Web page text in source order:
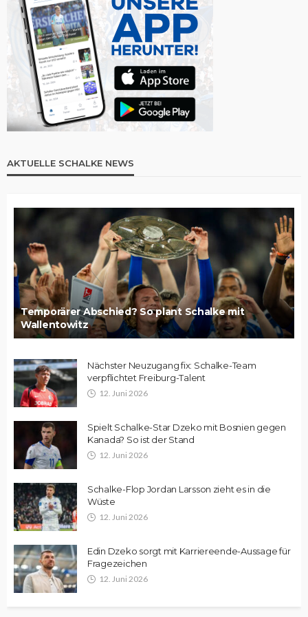
AKTUELLE SCHALKE NEWS
Temporärer Abschied? So plant Schalke mit
Wallentowitz
Nächster Neuzugang fix: Schalke-Team
verpflichtet Freiburg-Talent
12. Juni 2026
Spielt Schalke-Star Dzeko mit Bosnien gegen
Kanada? So ist der Stand
12. Juni 2026
Schalke-Flop Jordan Larsson zieht es in die
Wüste
12. Juni 2026
Edin Dzeko sorgt mit Karriereende-Aussage für
Fragezeichen
12. Juni 2026